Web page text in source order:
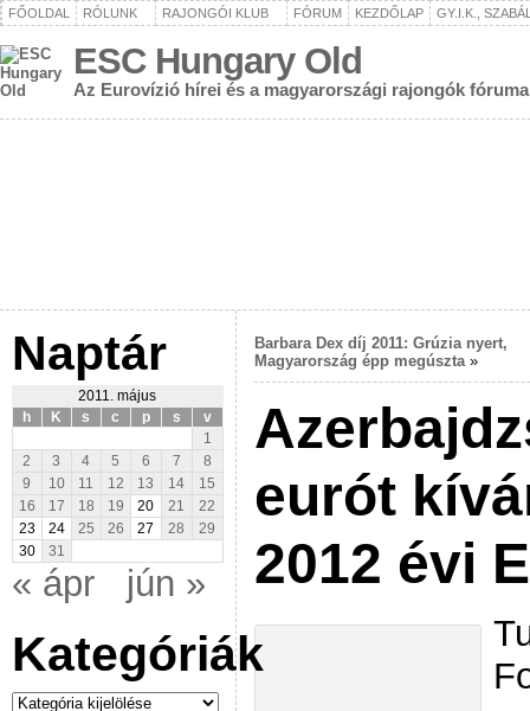
FŐOLDAL RÓLUNK RAJONGÓI KLUB FÓRUM KEZDŐLAP GY.I.K.,
ESC Hungary Old
Az Eurovízió hírei és a magyarországi rajongók fóruma
Naptár
2011. május
h
K s c p s
v
1
2
3 4 5 6 7
8
9
10 11 12 13 14
15
16
17 18 19 20 21
22
23
24 25 26 27 28
29
30
31
« ápr jún »
Kategóriák
Kategóriák
Barbara Dex díj 2011: Grúzia nyert,
Magyarország épp megúszta»
eurót
2012 évi